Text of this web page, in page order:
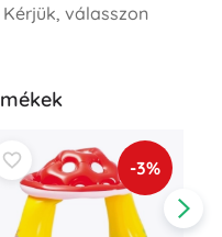
válasszon
-3%